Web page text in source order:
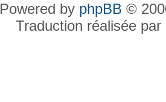
Powered by phpBB ©
Traduction réalisée par